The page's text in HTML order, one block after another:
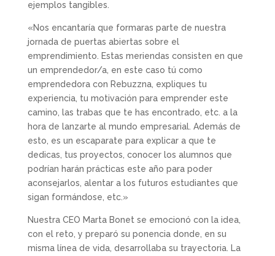
ejemplos tangibles.
«Nos encantaría que formaras parte de nuestra
jornada de puertas abiertas sobre el
emprendimiento. Estas meriendas consisten en que
un emprendedor/a, en este caso tú como
emprendedora con Rebuzzna, expliques tu
experiencia, tu motivación para emprender este
camino, las trabas que te has encontrado, etc. a la
hora de lanzarte al mundo empresarial. Además de
esto, es un escaparate para explicar a que te
dedicas, tus proyectos, conocer los alumnos que
podrían harán prácticas este año para poder
aconsejarlos, alentar a los futuros estudiantes que
sigan formándose, etc.»
Nuestra CEO Marta Bonet se emocionó con la idea,
con el reto, y preparó su ponencia donde, en su
misma línea de vida, desarrollaba su trayectoria. La